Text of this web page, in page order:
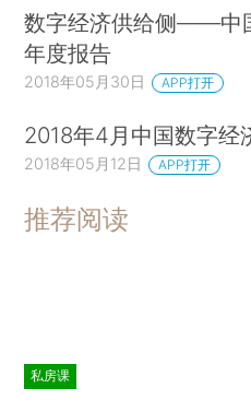
数字经济供给侧——中
年度报告
2018年05月30日 APP打开
2018年4月中国数字经
2018年05月12日 APP打开
推荐阅读
私房课